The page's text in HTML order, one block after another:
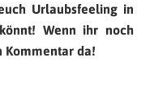
Urlaubsfeeling in
Wenn ihr noch
Kommentar da!